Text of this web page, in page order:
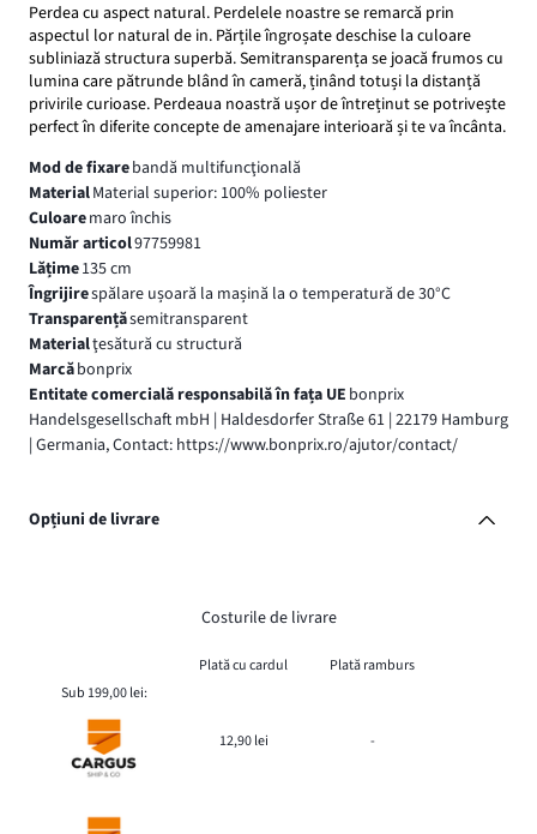
Perdea cu aspect natural. Perdelele noastre se remarcă prin
aspectul lor natural de in. Părțile îngroșate deschise la culoare
subliniază structura superbă. Semitransparența se joacă frumos cu
lumina care pătrunde blând în cameră, ținând totuși la distanță
privirile curioase. Perdeaua noastră ușor de întreținut se potrivește
perfect în diferite concepte de amenajare interioară și te va încânta.
Mod de fixarebandă multifuncţională
MaterialMaterial superior: 100% poliester
Culoaremaro închis
Număr articol97759981
Lățime135 cm
Îngrijirespălare ușoară la mașină la o temperatură de 30°C
Transparențăsemitransparent
Materialţesătură cu structură
Marcăbonprix
Entitate comercială responsabilă în fața UE bonprix
Handelsgesellschaft mbH | Haldesdorfer Straße 61 | 22179 Hamburg
| Germania, Contact: https://www.bonprix.ro/ajutor/contact/
Opțiuni de livrare
Costurile de livrare
Plată cu cardul
Plată ramburs
Sub 199,00 lei:
12,90 lei -